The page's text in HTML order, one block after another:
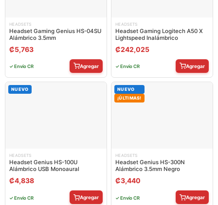
HEADSETS
Headset Gaming Genius HS-04SU
Alámbrico 3.5mm
₡5,763
✓ Envío CR Agregar
HEADSETS
Headset Gaming Logitech A50 X
Lightspeed Inalámbrico
₡242,025
✓ Envío CR Agregar
NUEVO
HEADSETS
Headset Genius HS-100U
Alámbrico USB Monoaural
₡4,838
✓ Envío CR Agregar
NUEVO
¡ÚLTIMAS!
HEADSETS
Headset Genius HS-300N
Alámbrico 3.5mm Negro
₡3,440
✓ Envío CR Agregar